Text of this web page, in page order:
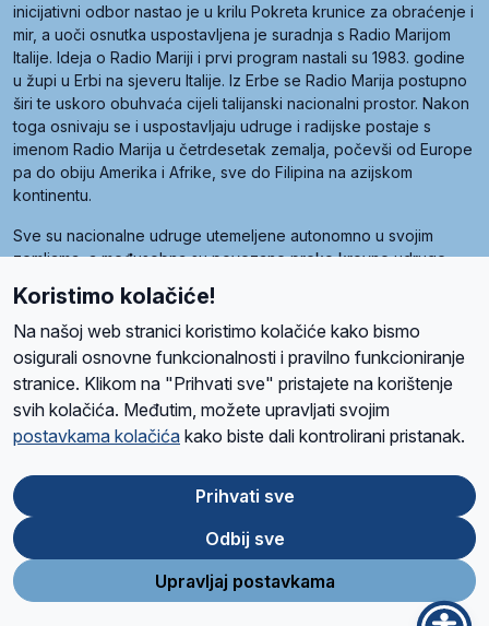
inicijativni odbor nastao je u krilu Pokreta krunice za obraćenje i
mir, a uoči osnutka uspostavljena je suradnja s Radio Marijom
Italije. Ideja o Radio Mariji i prvi program nastali su 1983. godine
u župi u Erbi na sjeveru Italije. Iz Erbe se Radio Marija postupno
širi te uskoro obuhvaća cijeli talijanski nacionalni prostor. Nakon
toga osnivaju se i uspostavljaju udruge i radijske postaje s
imenom Radio Marija u četrdesetak zemalja, počevši od Europe
pa do obiju Amerika i Afrike, sve do Filipina na azijskom
kontinentu.
Sve su nacionalne udruge utemeljene autonomno u svojim
zemljama, a međusobna su povezane preko krovne udruge
Radio Maria). Svjetsku obitelj utemeljilo je sedam članica, među
kojima je i hrvatska Udruga Radio Marija.
O namaRadio ProgramVolonteriPrijateljiKontaktPravila privatnosti
Ova stranica je zaštićena Google reCAPTCHA sustavom
Store
Google
Play
Koristimo kolačiće!
Na našoj web stranici koristimo kolačiće kako bismo
osigurali osnovne funkcionalnosti i pravilno funkcioniranje
stranice. Klikom na "Prihvati sve" pristajete na korištenje
svih kolačića. Međutim, možete upravljati svojim
postavkama kolačića kako biste dali kontrolirani pristanak.
Prihvati sve
Odbij sve
Upravljaj postavkama